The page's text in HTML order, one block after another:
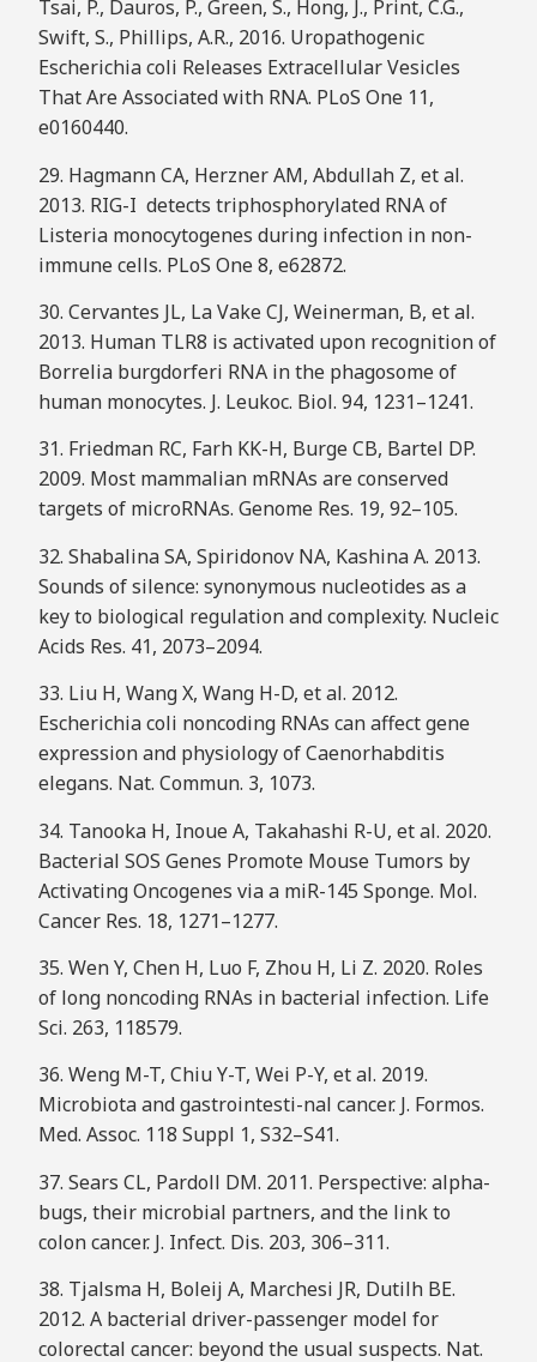
Tsai, P., Dauros, P., Green, S., Hong, J., Print, C.G.,
Swift, S., Phillips, A.R., 2016. Uropathogenic
Escherichia coli Releases Extracellular Vesicles
That Are Associated with RNA. PLoS One 11,
e0160440.
29. Hagmann CA, Herzner AM, Abdullah Z, et al.
2013. RIG-I detects triphosphorylated RNA of
Listeria monocytogenes during infection in non-
immune cells. PLoS One 8, e62872.
30. Cervantes JL, La Vake CJ, Weinerman, B, et al.
2013. Human TLR8 is activated upon recognition of
Borrelia burgdorferi RNA in the phagosome of
human monocytes. J. Leukoc. Biol. 94, 1231–1241.
31. Friedman RC, Farh KK-H, Burge CB, Bartel DP.
2009. Most mammalian mRNAs are conserved
targets of microRNAs. Genome Res. 19, 92–105.
32. Shabalina SA, Spiridonov NA, Kashina A. 2013.
Sounds of silence: synonymous nucleotides as a
key to biological regulation and complexity. Nucleic
Acids Res. 41, 2073–2094.
33. Liu H, Wang X, Wang H-D, et al. 2012.
Escherichia coli noncoding RNAs can affect gene
expression and physiology of Caenorhabditis
elegans. Nat. Commun. 3, 1073.
34. Tanooka H, Inoue A, Takahashi R-U, et al. 2020.
Bacterial SOS Genes Promote Mouse Tumors by
Activating Oncogenes via a miR-145 Sponge. Mol.
Cancer Res. 18, 1271–1277.
35. Wen Y, Chen H, Luo F, Zhou H, Li Z. 2020. Roles
of long noncoding RNAs in bacterial infection. Life
Sci. 263, 118579.
36. Weng M-T, Chiu Y-T, Wei P-Y, et al. 2019.
Microbiota and gastrointesti-nal cancer. J. Formos.
Med. Assoc. 118 Suppl 1, S32–S41.
37. Sears CL, Pardoll DM. 2011. Perspective: alpha-
bugs, their microbial partners, and the link to
colon cancer. J. Infect. Dis. 203, 306–311.
38. Tjalsma H, Boleij A, Marchesi JR, Dutilh BE.
2012. A bacterial driver-passenger model for
colorectal cancer: beyond the usual suspects. Nat.